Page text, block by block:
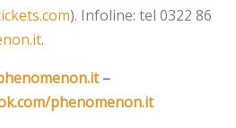
). Infoline: tel 0322 86
.
–
phenomenon.it